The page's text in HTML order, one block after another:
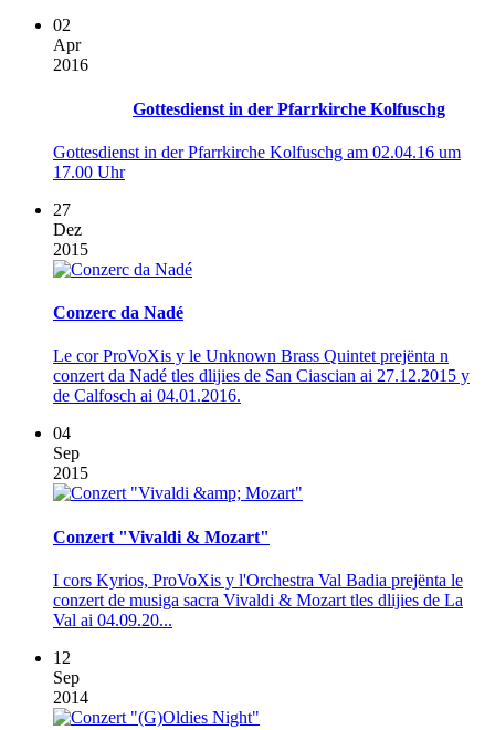
02
Apr
2016
Gottesdienst in der Pfarrkirche Kolfuschg
Gottesdienst in der Pfarrkirche Kolfuschg am 02.04.16 um
17.00 Uhr
27
Dez
2015
Conzerc da Nadé
Le cor ProVoXis y le Unknown Brass Quintet prejënta n
conzert da Nadé tles dlijies de San Ciascian ai 27.12.2015 y
de Calfosch ai 04.01.2016.
04
Sep
2015
Conzert "Vivaldi & Mozart"
I cors Kyrios, ProVoXis y l'Orchestra Val Badia prejënta le
conzert de musiga sacra Vivaldi & Mozart tles dlijies de La
Val ai 04.09.20...
12
Sep
2014